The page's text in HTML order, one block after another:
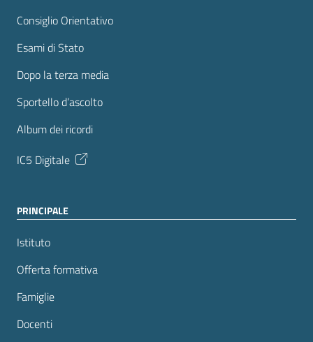
Consiglio Orientativo
Esami di Stato
Dopo la terza media
Sportello d’ascolto
Album dei ricordi
IC5 Digitale
PRINCIPALE
Istituto
Offerta formativa
Famiglie
Docenti